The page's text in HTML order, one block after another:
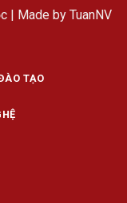
| Made by TuanNV
TẠO